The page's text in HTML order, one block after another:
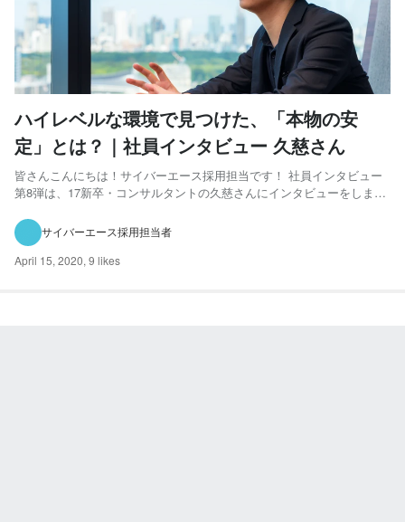
ハイレベルな環境で見つけた、「本物の安
定」とは？｜社員インタビュー 久慈さん
皆さんこんにちは！サイバーエース採用担当です！ 社員インタビュー
第8弾は、17新卒・コンサルタントの久慈さんにインタビューをしまし
速ですが、久慈さんの入社理由を教えてください。 「新卒でサイバー
エージェントに入社しました。まずHR領域の事業を営ん...
サイバーエース採用担当者
April 15, 2020, 9 likes